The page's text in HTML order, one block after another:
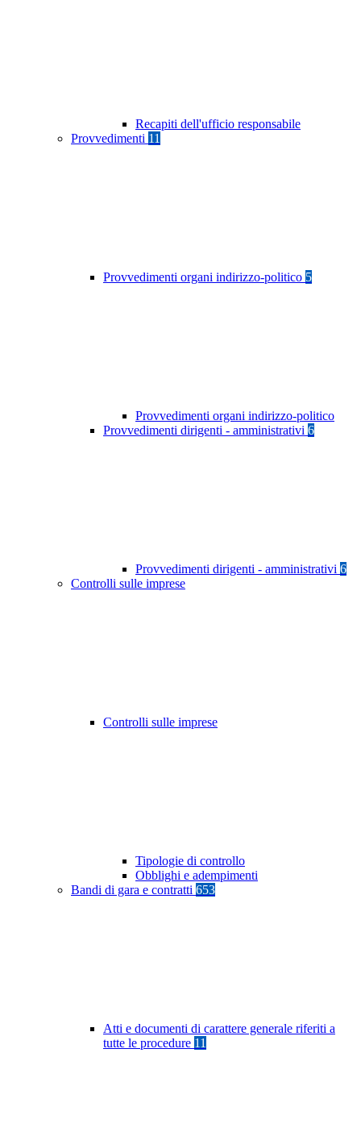
Recapiti dell'ufficio responsabile
Provvedimenti 11
Provvedimenti organi indirizzo-politico 5
Provvedimenti organi indirizzo-politico
Provvedimenti dirigenti - amministrativi 6
Provvedimenti dirigenti - amministrativi 6
Controlli sulle imprese
Controlli sulle imprese
Tipologie di controllo
Obblighi e adempimenti
Bandi di gara e contratti 653
Atti e documenti di carattere generale riferiti a
tutte le procedure 11